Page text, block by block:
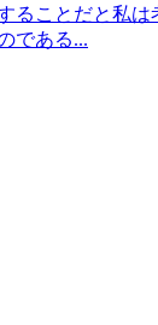
ることだと私
である...